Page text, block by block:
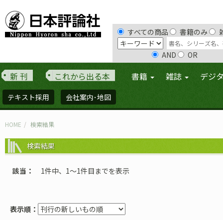
すべての商品 書籍のみ
AND OR
新 刊 これから出る本 書籍 雑誌 デジ
テキスト採用 会社案内･地図
HOME 検索結果
検索結果
該当 1件中、1〜1件目までを表示
表示順：